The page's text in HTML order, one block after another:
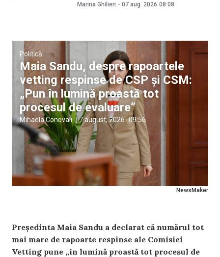
Marina Ghilien - 07 aug. 2026 08:08
NewsMaker
Politică
Maia Sandu, despre rapoartele
vetting respinse de CSP și CSM:
„Pun în lumină proastă tot
procesul de evaluare”
Mihaela Conovali |7 august, 2026 09:56
Președinta Maia Sandu a declarat că numărul tot
mai mare de rapoarte respinse ale Comisiei
Vetting pune „în lumină proastă tot procesul de